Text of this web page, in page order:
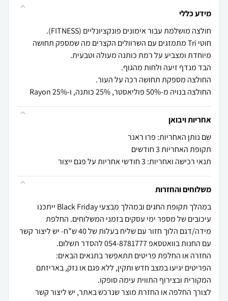
מידע כללי
חוטי Tri מתמזגים עם השרוולים הקצרים מה שמספק תחושה
החולצה בנויה מ-50% פוליאסטר, 25% כותנה, ו-25% Rayon
אחריות ויבואן
שם נותן האחריות: פרו ראנר
תקופת האחריות 3 חודשים
תנאי רכישה ואחריות: 3 חודשי אחריות על פגם ייצור
משלוחים והחזרות
במהלך תקופת החגים ובמהלך מבצעי Black Friday ייתכנו
עיכובים של מספר ימי עסקים בזמני המשלוחים. החלפת
מידה/דגם הלוך חזור עם שליח בעלות של 40 ש”ח- יש ליצור קשר
הפריטים יגיעו במצב חדש ותקין, ללא פגם או נזק, באריזתם
לצורך החלפה או החזרת מוצר שנרכש באתר, יש ליצור קשר